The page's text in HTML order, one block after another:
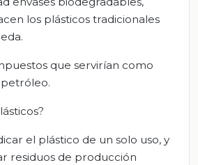
los plásticos tradicionales
que servirían como
el plástico de un solo uso, y
residuos de producción